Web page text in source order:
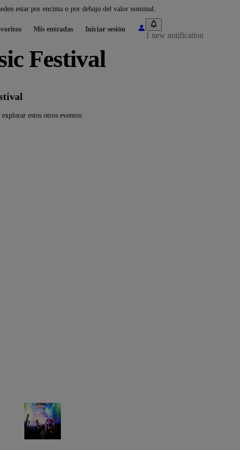
estar por encima o por debajo del valor nominal.
Mis entradas Iniciar sesión
1 new notification
Festival
estos otros eventos: